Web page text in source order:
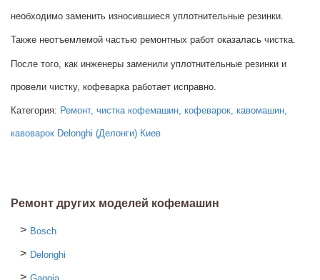
необходимо заменить износившиеся уплотнительные резинки.
Также неотъемлемой частью ремонтных работ оказалась чистка.
После того, как инженеры заменили уплотнительные резинки и
провели чистку, кофеварка работает исправно.
Категория: Ремонт, чистка кофемашин, кофеварок, кавомашин,
кавоварок Delonghi (Делонги) Киев
Ремонт других моделей кофемашин
Bosch
Delonghi